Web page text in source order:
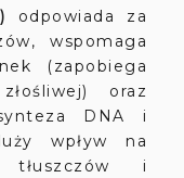
odpowiada za
wspomaga
(zapobiega
oraz
DNA i
wpływ na
tłuszczów i